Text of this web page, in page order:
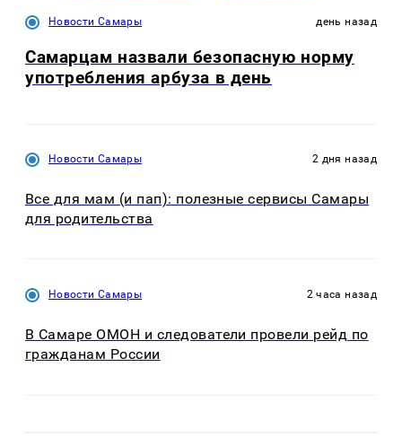
Новости Самары день назад
Самарцам назвали безопасную норму
употребления арбуза в день
Новости Самары 2 дня назад
Все для мам (и пап): полезные сервисы Самары
для родительства
Новости Самары 2 часа назад
В Самаре ОМОН и следователи провели рейд по
гражданам России